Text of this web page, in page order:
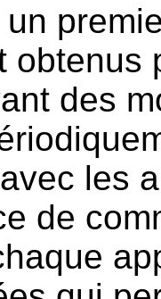
un
obtenus
des
les
de